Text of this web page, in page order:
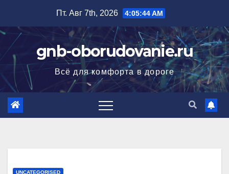
содержимому
Пт. Авг 7th, 2026 4:05:45 AM
gnb-oborudovanie.ru
Всё для комфорта в дороге
UNCATEGORISED